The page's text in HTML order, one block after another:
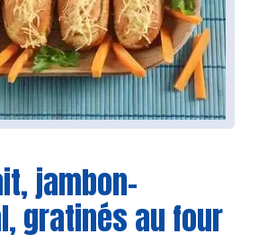
jambon-
gratinés au four